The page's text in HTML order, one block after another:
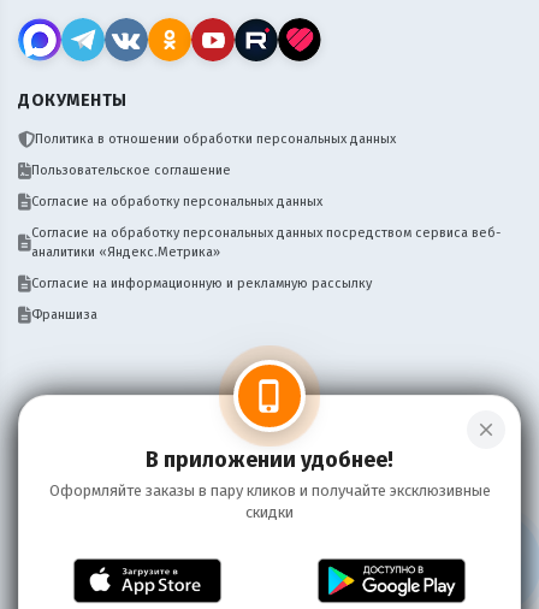
ДОКУМЕНТЫ
Политика в отношении обработки персональных данных
Пользовательское соглашение
Согласие на обработку персональных данных
Согласие на обработку персональных данных посредством сервиса веб-
аналитики «Яндекс.Метрика»
Согласие на информационную и рекламную рассылку
Франшиза
Нужен сайт, бот, мобильное приложение
для вашего бизнеса доставки? Пишите!
2026 Пряников
close
phone_iphone
В приложении удобнее!
Оформляйте заказы в пару кликов и получайте эксклюзивные
скидки